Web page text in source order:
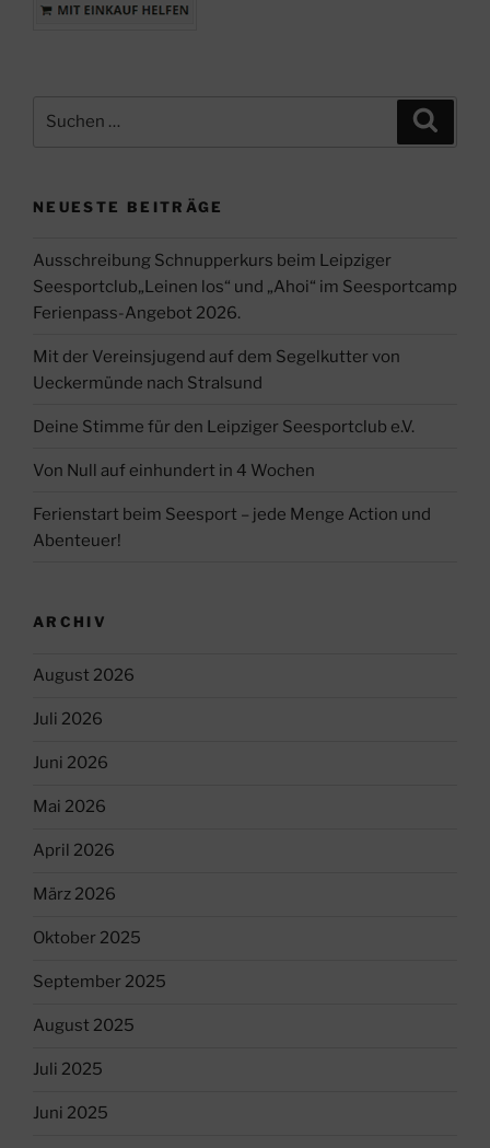
NEUESTE BEITRÄGE
Ausschreibung Schnupperkurs beim Leipziger
Seesportclub„Leinen los“ und „Ahoi“ im Seesportcamp
Ferienpass-Angebot 2026.
Mit der Vereinsjugend auf dem Segelkutter von
Ueckermünde nach Stralsund
Deine Stimme für den Leipziger Seesportclub e.V.
Von Null auf einhundert in 4 Wochen
Ferienstart beim Seesport – jede Menge Action und
Abenteuer!
ARCHIV
August 2026
Juli 2026
Juni 2026
Mai 2026
April 2026
März 2026
Oktober 2025
September 2025
August 2025
Juli 2025
Juni 2025